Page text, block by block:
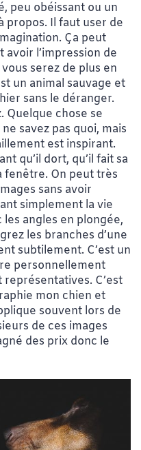
peu obéissant ou un
propos. Il faut user de
Ça peut
l’impression de
serez de plus en
un animal sauvage et
sans le déranger.
Quelque chose se
savez pas quoi, mais
est inspirant.
qu’il dort, qu’il fait sa
fenêtre. On peut très
sans avoir
simplement la vie
angles en plongée,
les branches d’une
subtilement. C’est un
personnellement
représentatives. C’est
mon chien et
souvent lors de
de ces images
des prix donc le